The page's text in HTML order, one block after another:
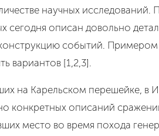
научных исследований.
описан довольно
событий.
вариантов [1,2,3].
на Карельском перешейке, в
описаний
место во время похода